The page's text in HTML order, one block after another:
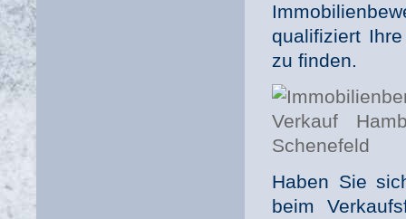
qualifiziert
zu finden.
Haben Sie
beim